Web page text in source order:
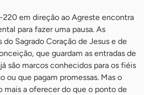
220 em direção ao Agreste encontra
para fazer uma pausa. As
do Sagrado Coração de Jesus e de
que guardam as entradas de
são marcos conhecidos para os fiéis
ou que pagam promessas. Mas o
a oferecer do que o ponto de